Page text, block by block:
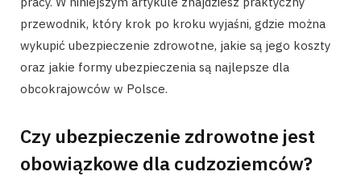
przewodnik, który krok po kroku wyjaśni, gdzie można
wykupić ubezpieczenie zdrowotne, jakie są jego koszty
oraz jakie formy ubezpieczenia są najlepsze dla
obcokrajowców w Polsce.
Czy ubezpieczenie zdrowotne jest
obowiązkowe dla cudzoziemców?